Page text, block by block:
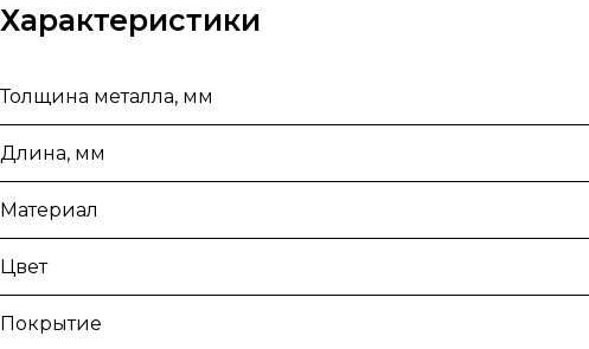
Характеристики
Толщина металла, мм
Длина, мм
Материал
Цвет
Покрытие